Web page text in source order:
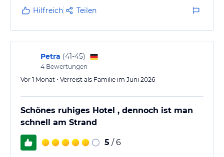
Aufmerksamkeit: nichts. Null Komma nichts.
Hilfreich Teilen
Petra (41-45)
4 Bewertungen
Vor 1 Monat • Verreist als Familie im Juni 2026
Schönes ruhiges Hotel , dennoch ist man
schnell am Strand
5 / 6